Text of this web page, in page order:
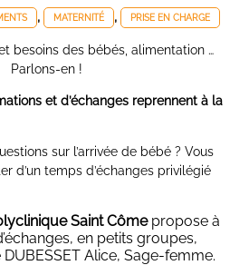
, MATERNITÉ , PRISE EN CHARGE
besoins des bébés, alimentation …
Parlons-en !
et d’échanges reprennent à la
sur l’arrivée de bébé ? Vous
d’un temps d’échanges privilégié
Saint Cômepropose à
en petits groupes,
Alice, Sage-femme.